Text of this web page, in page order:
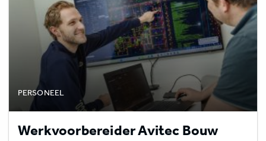
PERSONEEL
Werkvoorbereider Avitec Bouw